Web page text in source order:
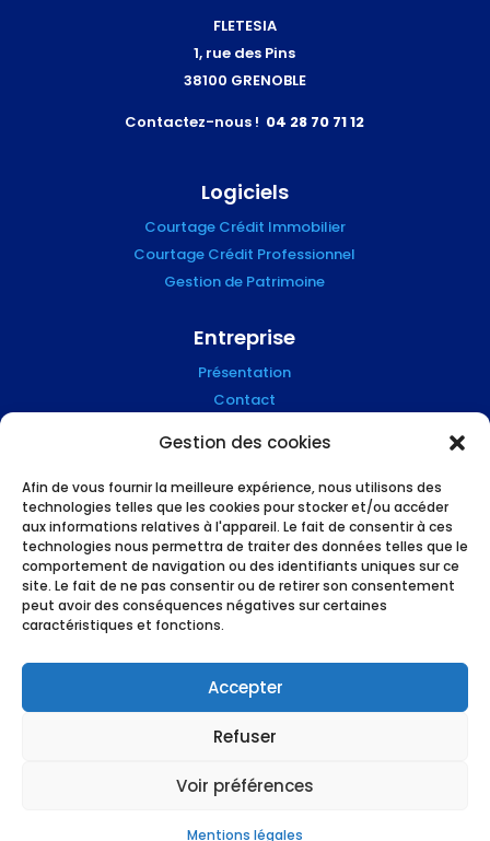
Gestion des cookies
Afin de vous fournir la meilleure expérience, nous utilisons des
technologies telles que les cookies pour stocker et/ou accéder
aux informations relatives à l'appareil. Le fait de consentir à ces
technologies nous permettra de traiter des données telles que le
comportement de navigation ou des identifiants uniques sur ce
site. Le fait de ne pas consentir ou de retirer son consentement
peut avoir des conséquences négatives sur certaines
caractéristiques et fonctions.
Accepter
Refuser
Voir préférences
Mentions légales
FLETESIA
1, rue des Pins
38100 GRENOBLE
Contactez-nous ! 04 28 70 71 12
Logiciels
Courtage Crédit Immobilier
Courtage Crédit Professionnel
Gestion de Patrimoine
Entreprise
Présentation
Contact
Mention Légales
Suivez-nous !
Grenoble !